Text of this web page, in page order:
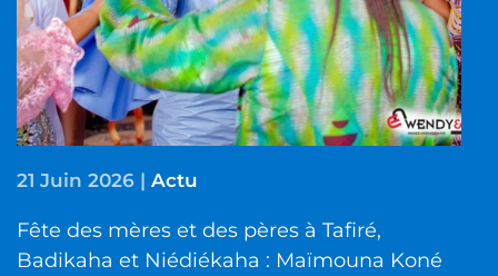
21 Juin 2026 | Actu
Fête des mères et des pères à Tafiré,
Badikaha et Niédiékaha : Maïmouna Koné